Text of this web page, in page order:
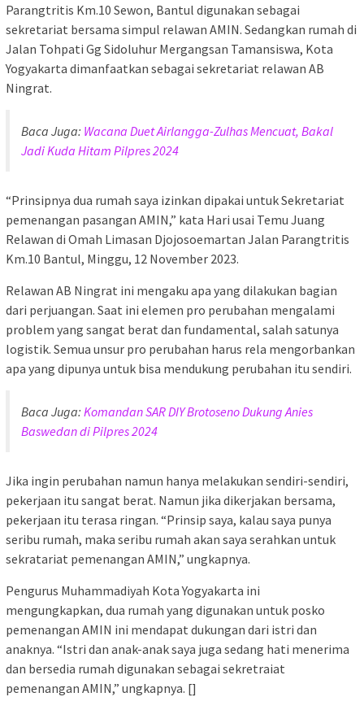
Parangtritis Km.10 Sewon, Bantul digunakan sebagai
sekretariat bersama simpul relawan AMIN. Sedangkan rumah di
Jalan Tohpati Gg Sidoluhur Mergangsan Tamansiswa, Kota
Yogyakarta dimanfaatkan sebagai sekretariat relawan AB
Ningrat.
Baca Juga: Wacana Duet Airlangga-Zulhas Mencuat, Bakal
Jadi Kuda Hitam Pilpres 2024
“Prinsipnya dua rumah saya izinkan dipakai untuk Sekretariat
pemenangan pasangan AMIN,” kata Hari usai Temu Juang
Relawan di Omah Limasan Djojosoemartan Jalan Parangtritis
Km.10 Bantul, Minggu, 12 November 2023.
Relawan AB Ningrat ini mengaku apa yang dilakukan bagian
dari perjuangan. Saat ini elemen pro perubahan mengalami
problem yang sangat berat dan fundamental, salah satunya
logistik. Semua unsur pro perubahan harus rela mengorbankan
apa yang dipunya untuk bisa mendukung perubahan itu sendiri.
Baca Juga: Komandan SAR DIY Brotoseno Dukung Anies
Baswedan di Pilpres 2024
Jika ingin perubahan namun hanya melakukan sendiri-sendiri,
pekerjaan itu sangat berat. Namun jika dikerjakan bersama,
pekerjaan itu terasa ringan. “Prinsip saya, kalau saya punya
seribu rumah, maka seribu rumah akan saya serahkan untuk
sekratariat pemenangan AMIN,” ungkapnya.
Pengurus Muhammadiyah Kota Yogyakarta ini
mengungkapkan, dua rumah yang digunakan untuk posko
pemenangan AMIN ini mendapat dukungan dari istri dan
anaknya. “Istri dan anak-anak saya juga sedang hati menerima
dan bersedia rumah digunakan sebagai sekretraiat
pemenangan AMIN,” ungkapnya. []